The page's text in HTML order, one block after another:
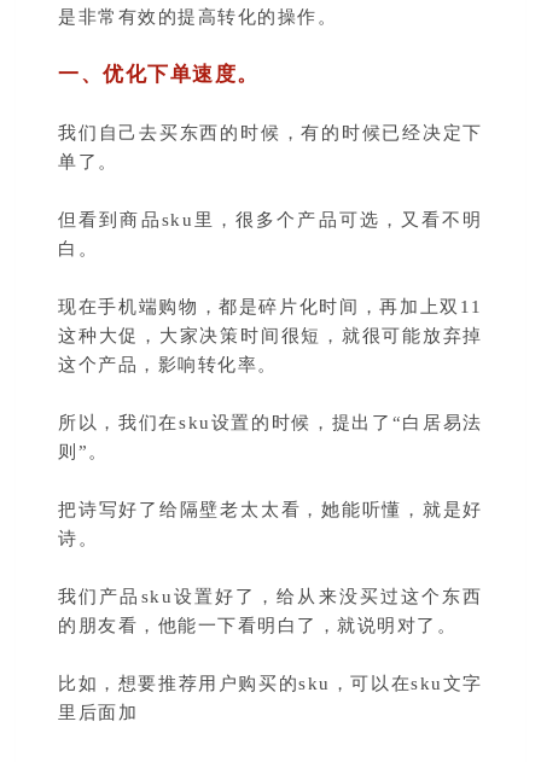
是非常有效的提高转化的操作。
一、优化下单速度。
我们自己去买东西的时候，有的时候已经决定下
单了。
但看到商品sku里，很多个产品可选，又看不明
白。
现在手机端购物，都是碎片化时间，再加上双11
这种大促，大家决策时间很短，就很可能放弃掉
这个产品，影响转化率。
所以，我们在sku设置的时候，提出了“白居易法
则”。
把诗写好了给隔壁老太太看，她能听懂，就是好
诗。
我们产品sku设置好了，给从来没买过这个东西
的朋友看，他能一下看明白了，就说明对了。
比如，想要推荐用户购买的sku，可以在sku文字
里后面加